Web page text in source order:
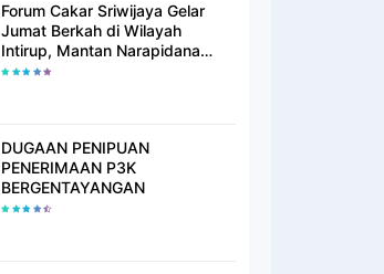
Forum Cakar Sriwijaya Gelar
Jumat Berkah di Wilayah
Intirup, Mantan Narapidana
yang Telah Berhijrah Turut
DUGAAN PENIPUAN
PENERIMAAN P3K
BERGENTAYANGAN